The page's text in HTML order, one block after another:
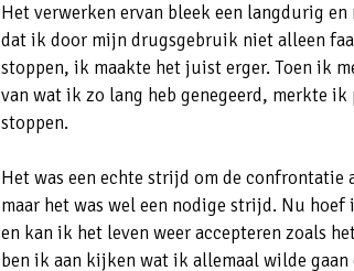
Het verwerken ervan bleek een langdurig
dat ik door mijn drugsgebruik niet alleen
stoppen, ik maakte het juist erger. Toen ik
van wat ik zo lang heb genegeerd, merkte
stoppen.
Het was een echte strijd om de confrontatie
maar het was wel een nodige strijd. Nu
en kan ik het leven weer accepteren zoals
ben ik aan kijken wat ik allemaal wilde gaan